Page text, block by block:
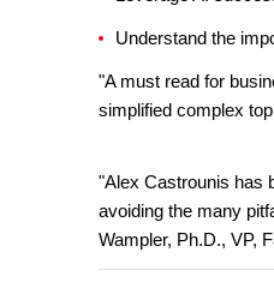
Understand the
"A must read for
simplified complex
"Alex Castrounis has
avoiding the many
Wampler, Ph.D., VP,